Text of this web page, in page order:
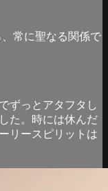
常に聖なる関係で
ずっとアタフタし
た。時には休んだ
リースピリットは